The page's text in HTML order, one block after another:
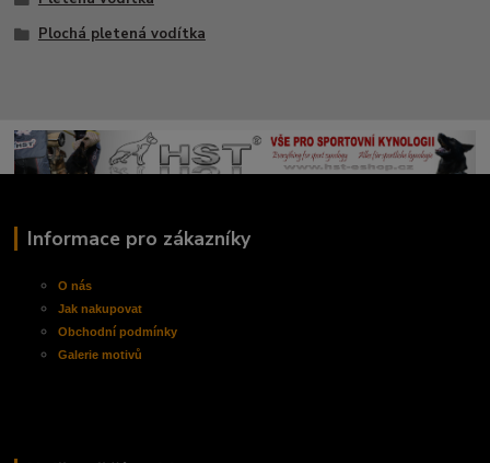
Plochá pletená vodítka
Informace pro zákazníky
O nás
Jak nakupovat
Obchodnípodmínky
Galerie motivů